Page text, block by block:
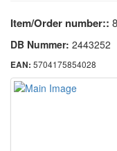
Item/Order number::
DB Nummer: 2443252
EAN: 5704175854028